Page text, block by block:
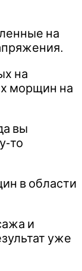
на
на
морщин на
вы
то
в области
и
уже